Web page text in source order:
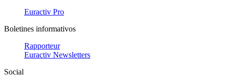
Euractiv Pro
Boletines informativos
Rapporteur
Euractiv Newsletters
Social